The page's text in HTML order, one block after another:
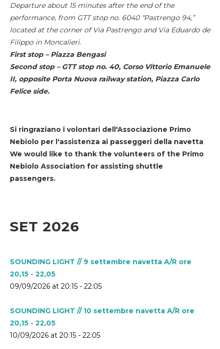
Departure about 15 minutes after the end of the
performance, from GTT stop no. 6040 “Pastrengo 94,”
located at the corner of Via Pastrengo and Via Eduardo de
Filippo in Moncalieri.
First stop – Piazza Bengasi
Second stop – GTT stop no. 40, Corso Vittorio Emanuele
II, opposite Porta Nuova railway station, Piazza Carlo
Felice side.
Si ringraziano i volontari dell'Associazione Primo
Nebiolo per l'assistenza ai passeggeri della navetta
We would like to thank the volunteers of the Primo
Nebiolo Association for assisting shuttle
passengers.
SET 2026
SOUNDING LIGHT // 9 settembre navetta A/R ore
20,15 - 22,05
09/09/2026 at 20:15 - 22:05
SOUNDING LIGHT // 10 settembre navetta A/R ore
20,15 - 22,05
10/09/2026 at 20:15 - 22:05